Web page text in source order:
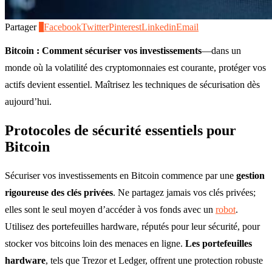
Partager FacebookTwitterPinterestLinkedinEmail
Bitcoin : Comment sécuriser vos investissements—dans un
monde où la volatilité des cryptomonnaies est courante, protéger vos
actifs devient essentiel. Maîtrisez les techniques de sécurisation dès
aujourd’hui.
Protocoles de sécurité essentiels pour
Bitcoin
Sécuriser vos investissements en Bitcoin commence par une gestion
rigoureuse des clés privées. Ne partagez jamais vos clés privées;
elles sont le seul moyen d’accéder à vos fonds avec un robot.
Utilisez des portefeuilles hardware, réputés pour leur sécurité, pour
stocker vos bitcoins loin des menaces en ligne. Les portefeuilles
hardware, tels que Trezor et Ledger, offrent une protection robuste